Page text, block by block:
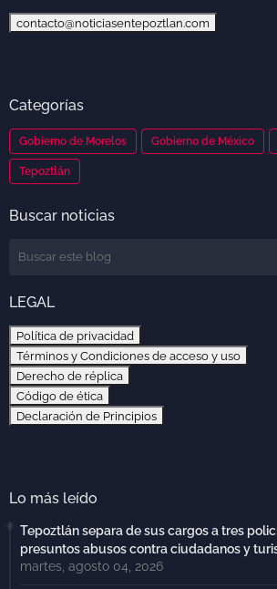
contacto@noticiasentepoztlan.com
Categorías
Gobierno de Morelos Gobierno de México
Tepoztlán
Buscar noticias
LEGAL
Política de privacidad
Términos y Condiciones de acceso y uso
Derecho de réplica
Código de ética
Declaración de Principios
Lo más leído
Tepoztlán separa de sus cargos a tres
presuntos abusos contra ciudadanos y
martes, agosto 04, 2026